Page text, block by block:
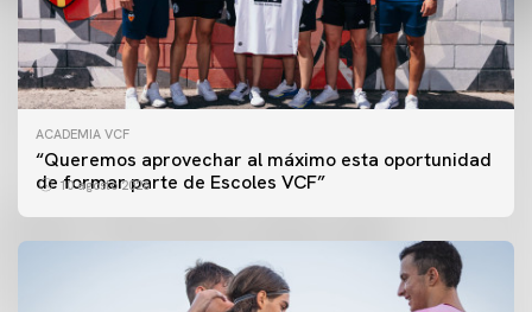
ACADEMIA VCF
“Queremos aprovechar al máximo esta oportunidad
de formar parte de Escoles VCF”
10 agosto 2026